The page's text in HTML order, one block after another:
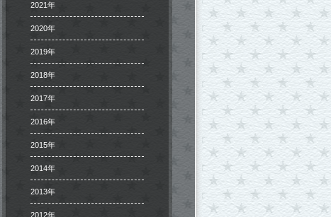
2021年
2020年
2019年
2018年
2017年
2016年
2015年
2014年
2013年
2012年